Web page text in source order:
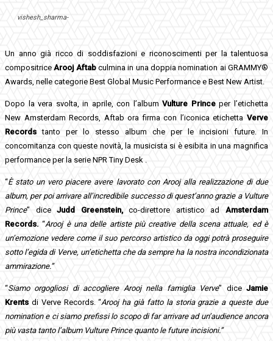
vishesh_sharma-
Un anno già ricco di soddisfazioni e riconoscimenti per la talentuosa
compositriceArooj Aftabculmina in una doppia nomination ai GRAMMY®
Awards, nelle categorie Best Global Music Performance e Best New Artist.
Dopo la vera svolta, in aprile, con l’album Vulture Princeper l’etichetta
New Amsterdam Records, Aftab ora firma con l’iconica etichetta Verve
Records tanto per lo stesso album che per le incisioni future. In
concomitanza con queste novità, la musicista si è esibita in una magnifica
performance per la serie NPR Tiny Desk .
“È stato un vero piacere avere lavorato con Arooj alla realizzazione di due
album, per poi arrivare all’incredibile successo di quest’anno grazie a Vulture
Prince” diceJudd Greenstein,co-direttore artistico ad Amsterdam
Records. “Arooj è una delle artiste più creative della scena attuale, ed è
un’emozione vedere come il suo percorso artistico da oggi potrà proseguire
sotto l’egida di Verve, un’etichetta che da sempre ha la nostra incondizionata
ammirazione.”
“Siamo orgogliosi di accogliere Arooj nella famiglia Verve” diceJamie
Krents di Verve Records. “Arooj ha già fatto la storia grazie a queste due
nomination e ci siamo prefissi lo scopo di far arrivare ad un’audience ancora
più vasta tanto l’album Vulture Prince quanto le future incisioni.”